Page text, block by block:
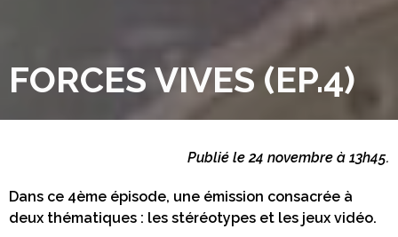
FORCES VIVES (EP.4)
Publié le 24 novembre à 13h45.
Dans ce 4ème épisode, une émission consacrée à
deux thématiques : les stéréotypes et les jeux vidéo.